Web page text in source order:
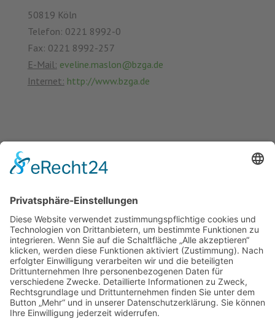
50819 Köln
Telefon: 0221 8992-0
Fax: 0221 8992-257
E-Mail: eveline.maslon@bzga.de
Internet: http://www.bzga.de
News (Zurück)
„Let´s go – Familien, Kids und Kitas“